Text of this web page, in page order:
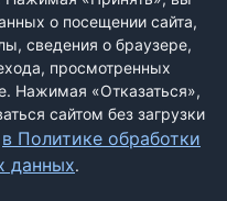
о посещении сайта,
сведения о браузере,
просмотренных
Нажимая «Отказаться»,
сайтом без загрузки
в Политике обработки
данных.